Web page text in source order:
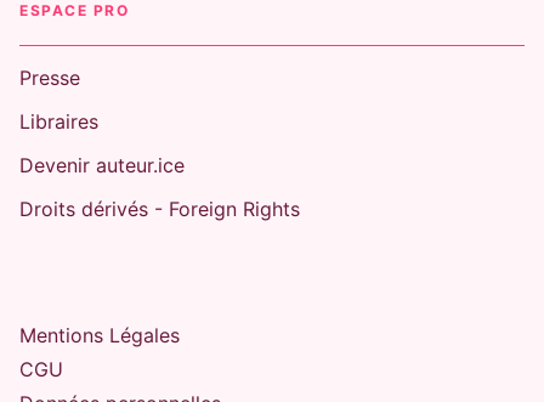
ESPACE PRO
Presse
Libraires
Devenir auteur.ice
Droits dérivés - Foreign Rights
Mentions Légales
CGU